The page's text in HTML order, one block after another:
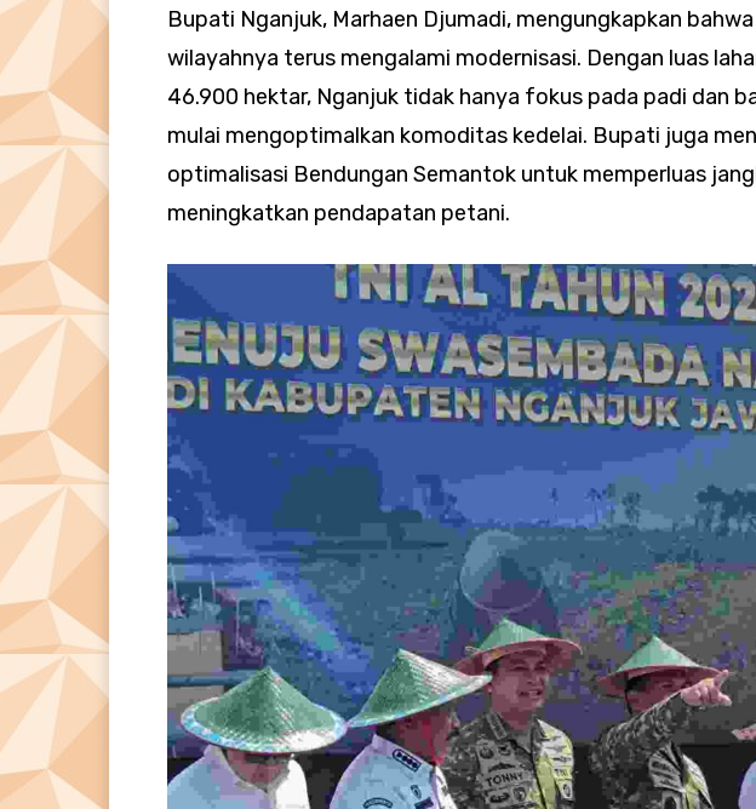
​Bupati Nganjuk, Marhaen Djumadi, mengungkapkan
wilayahnya terus mengalami modernisasi. Dengan luas
46.900 hektar, Nganjuk tidak hanya fokus pada padi dan
mulai mengoptimalkan komoditas kedelai. Bupati juga
optimalisasi Bendungan Semantok untuk memperluas
meningkatkan pendapatan petani.